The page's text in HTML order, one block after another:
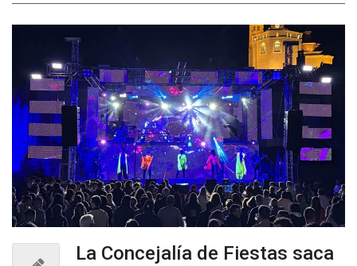
La Concejalía de Fiestas saca